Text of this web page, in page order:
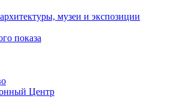
музеи и экспозиции
показа
Центр